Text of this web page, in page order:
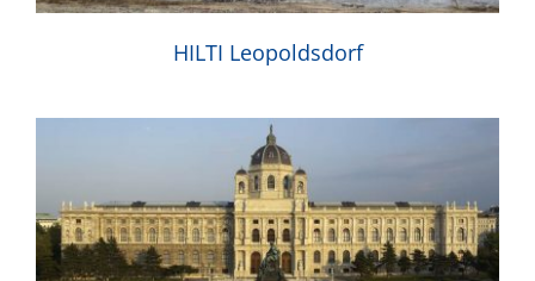
HILTI Leopoldsdorf